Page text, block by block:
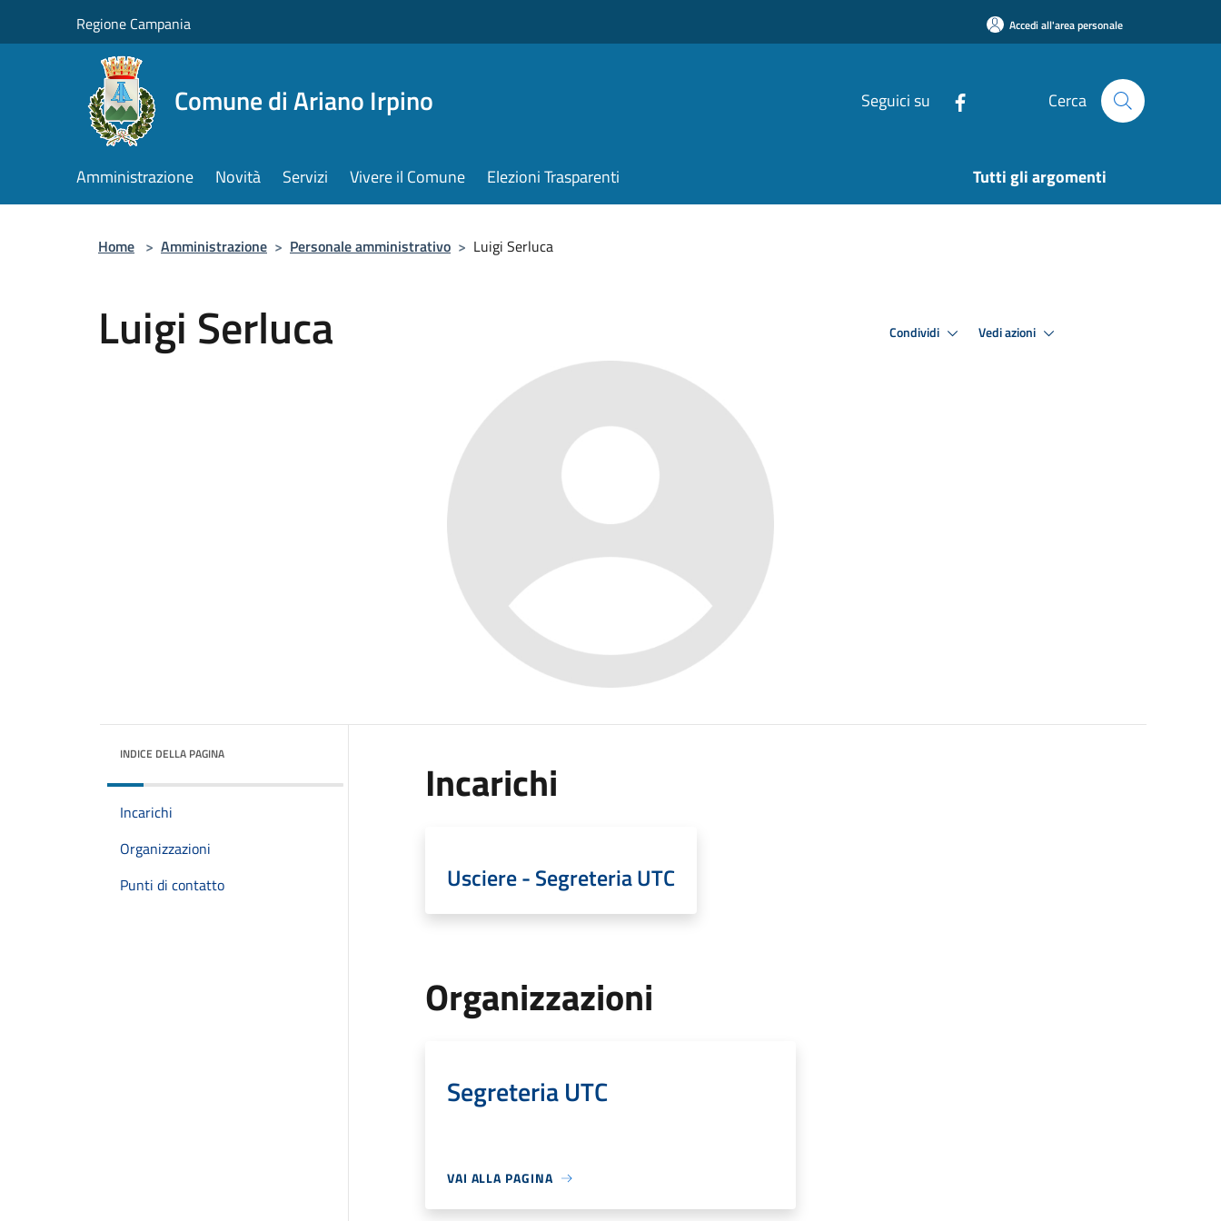
Regione Campania Accedi all'area personale
Comune di Ariano Irpino Seguici su Cerca
Amministrazione Novità Servizi Vivere il Comune Elezioni Trasparenti Tutti gli argomenti
Home > Amministrazione > Personale amministrativo > Luigi Serluca
Luigi Serluca Condividi Vedi azioni
INDICE DELLA PAGINA
Incarichi
Organizzazioni
Punti di contatto
Incarichi
Usciere - Segreteria UTC
Organizzazioni
Segreteria UTC
VAI ALLA PAGINA